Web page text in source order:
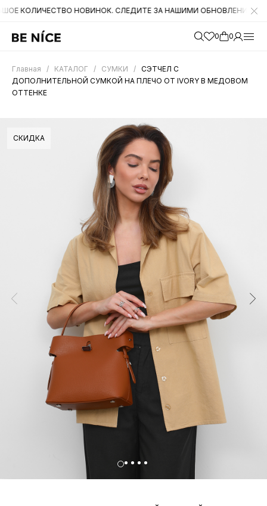
НОВИНОК. СЛЕДИТЕ ЗА НАШИМИ ОБНОВЛЕНИЯМИ НА
0 0
Главная / КАТАЛОГ / СУМКИ / СЭТЧЕЛ С
ДОПОЛНИТЕЛЬНОЙ СУМКОЙ НА ПЛЕЧО ОТ IVORY В МЕДОВОМ
ОТТЕНКЕ
СКИДКА